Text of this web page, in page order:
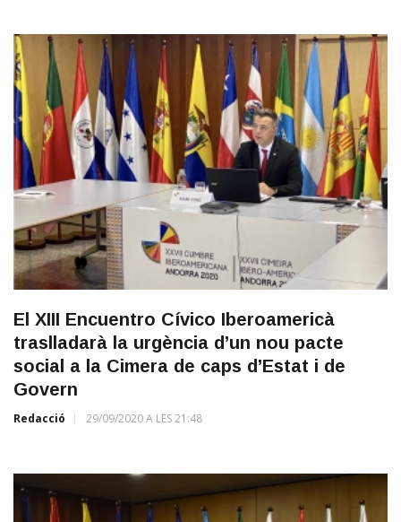
El XIII Encuentro Cívico Iberoamericà
traslladarà la urgència d’un nou pacte
social a la Cimera de caps d’Estat i de
Govern
Redacció 29/09/2020 A LES 21:48